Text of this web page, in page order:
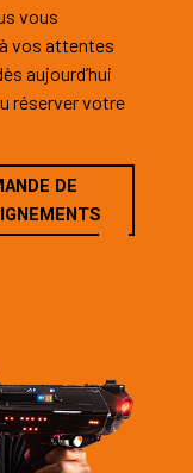
vous
vos attentes
aujourd’hui
réserver votre
DE